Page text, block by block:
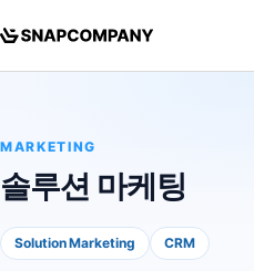
MARKETING
솔루션 마케팅
Solution Marketing CRM